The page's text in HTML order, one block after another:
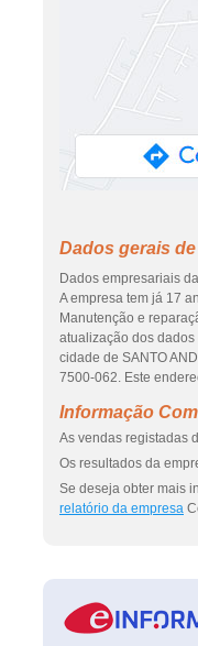
Dados gerais
Dados empresariais da
A empresa tem já 17
Manutenção e
atualização dos
cidade de SANTO
7500-062. Este
Informação
As vendas registadas
Os resultados da
Se deseja obter mais
relatório da empresa